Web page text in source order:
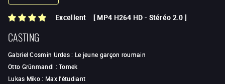
Excellent [ MP4 H264 HD - Stéréo 2.0 ]
CASTING
Gabriel Cosmin Urdes: Le jeune garçon roumain
Otto Grünmandl :Tomek
Lukas Miko: Max l'étudiant